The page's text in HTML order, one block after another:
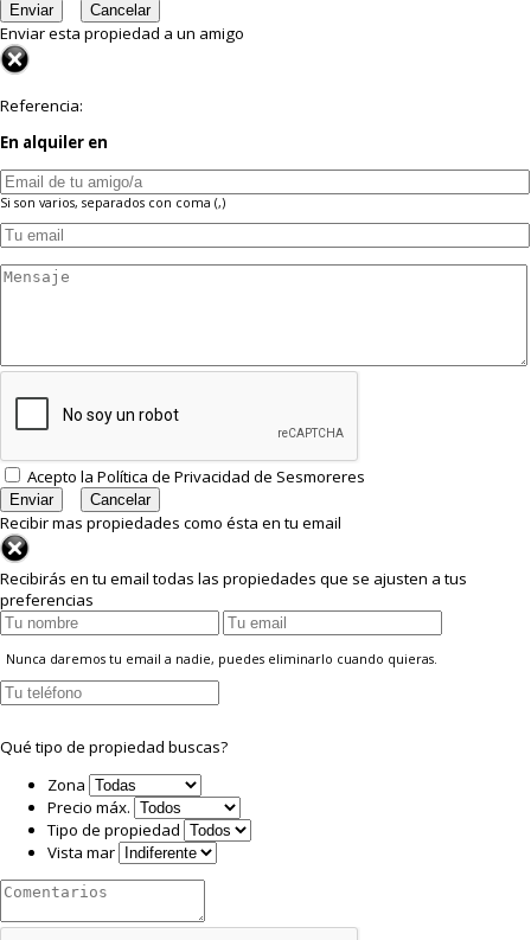
Enviar esta propiedad a un amigo
Referencia:
En alquiler en
Si son varios, separados con coma (,)
Acepto la Política de Privacidad de Sesmoreres
Recibir mas propiedades como ésta en tu email
Recibirás en tu email todas las propiedades que se ajusten a tus
preferencias
Nunca daremos tu email a nadie, puedes eliminarlo cuando quieras.
Qué tipo de propiedad buscas?
Zona
Precio máx.
Tipo de propiedad
Vista mar